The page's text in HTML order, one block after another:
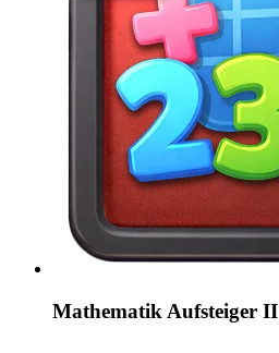
Mathematik Aufsteiger II